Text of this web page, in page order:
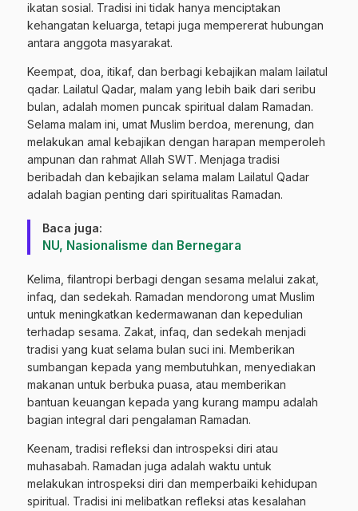
ikatan sosial. Tradisi ini tidak hanya menciptakan
kehangatan keluarga, tetapi juga mempererat hubungan
antara anggota masyarakat.
Keempat, doa, itikaf, dan berbagi kebajikan malam lailatul
qadar. Lailatul Qadar, malam yang lebih baik dari seribu
bulan, adalah momen puncak spiritual dalam Ramadan.
Selama malam ini, umat Muslim berdoa, merenung, dan
melakukan amal kebajikan dengan harapan memperoleh
ampunan dan rahmat Allah SWT. Menjaga tradisi
beribadah dan kebajikan selama malam Lailatul Qadar
adalah bagian penting dari spiritualitas Ramadan.
Baca juga:
NU, Nasionalisme dan Bernegara
Kelima, filantropi berbagi dengan sesama melalui zakat,
infaq, dan sedekah. Ramadan mendorong umat Muslim
untuk meningkatkan kedermawanan dan kepedulian
terhadap sesama. Zakat, infaq, dan sedekah menjadi
tradisi yang kuat selama bulan suci ini. Memberikan
sumbangan kepada yang membutuhkan, menyediakan
makanan untuk berbuka puasa, atau memberikan
bantuan keuangan kepada yang kurang mampu adalah
bagian integral dari pengalaman Ramadan.
Keenam, tradisi refleksi dan introspeksi diri atau
muhasabah. Ramadan juga adalah waktu untuk
melakukan introspeksi diri dan memperbaiki kehidupan
spiritual. Tradisi ini melibatkan refleksi atas kesalahan